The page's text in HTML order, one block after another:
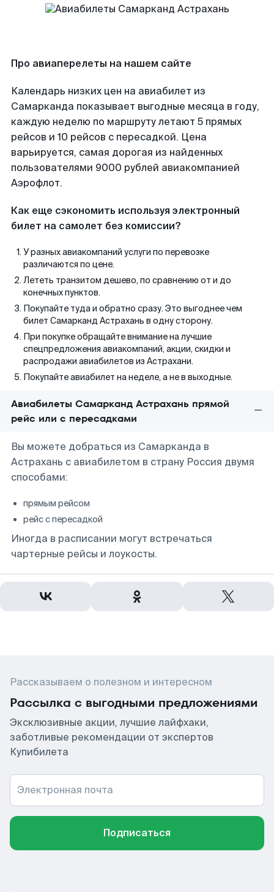
Про авиаперелеты на нашем сайте
Календарь низких цен на авиабилет из
Самарканда показывает выгодные месяца в году,
каждую неделю по маршруту летают 5 прямых
рейсов и 10 рейсов с пересадкой. Цена
варьируется, самая дорогая из найденных
пользователями 9000 рублей авиакомпанией
Аэрофлот.
Как еще сэкономить используя электронный
билет на самолет без комиссии?
У разных авиакомпаний услуги по перевозке
различаются по цене.
Лететь транзитом дешево, по сравнению от и до
конечных пунктов.
Покупайте туда и обратно сразу. Это выгоднее чем
билет Самарканд Астрахань в одну сторону.
При покупке обращайте внимание на лучшие
спецпредложения авиакомпаний, акции, скидки и
распродажи авиабилетов из Астрахани.
Покупайте авиабилет на неделе, а не в выходные.
Авиабилеты Самарканд Астрахань прямой
рейс или с пересадками
Вы можете добраться из Самарканда в
Астрахань с авиабилетом в страну Россия двумя
способами:
прямым рейсом
рейс с пересадкой
Иногда в расписании могут встречаться
чартерные рейсы и лоукосты.
Рассказываем о полезном и интересном
Рассылка с выгодными предложениями
Эксклюзивные акции, лучшие лайфхаки,
заботливые рекомендации от экспертов
Купибилета
Электронная почта
Подписаться